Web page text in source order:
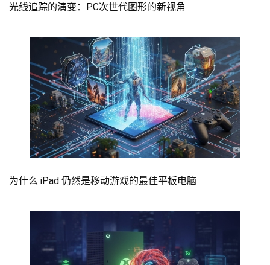
光线追踪的演变：PC次世代图形的新视角
为什么 iPad 仍然是移动游戏的最佳平板电脑